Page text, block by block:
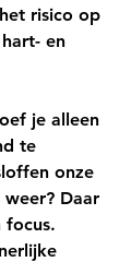
risico op
en
je alleen
te
onze
Daar
focus.